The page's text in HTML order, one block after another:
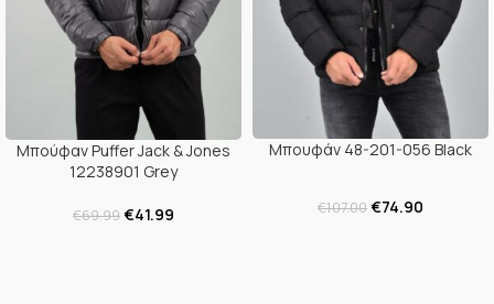
Μπούφαν Puffer Jack & Jones
12238901 Grey
€69.99€41.99
Μπουφάν 48-201-056 Black
€107.00€74.90